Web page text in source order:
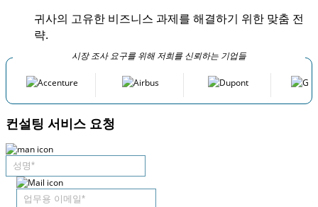
귀사의 고유한 비즈니스 과제를 해결하기 위한 맞춤 전
략.
시장 조사 요구를 위해 저희를 신뢰하는 기업들
컨설팅 서비스 요청